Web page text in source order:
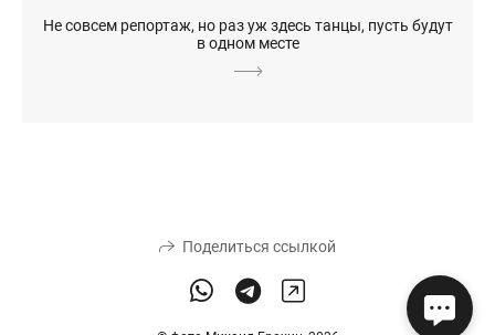
Не совсем репортаж, но раз уж здесь танцы, пусть будут
в одном месте
Поделиться ссылкой